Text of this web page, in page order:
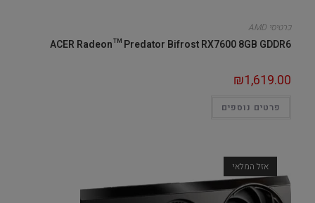
כרטיסי AMD
ACER Radeon™ Predator Bifrost RX7600 8GB GDDR6
₪1,619.00
פרטים נוספים
אזל המלאי